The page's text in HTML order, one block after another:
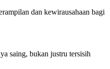
dan kewirausahaan bagi
saing, bukan justru tersisih